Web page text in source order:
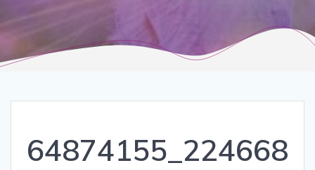
64874155_224668